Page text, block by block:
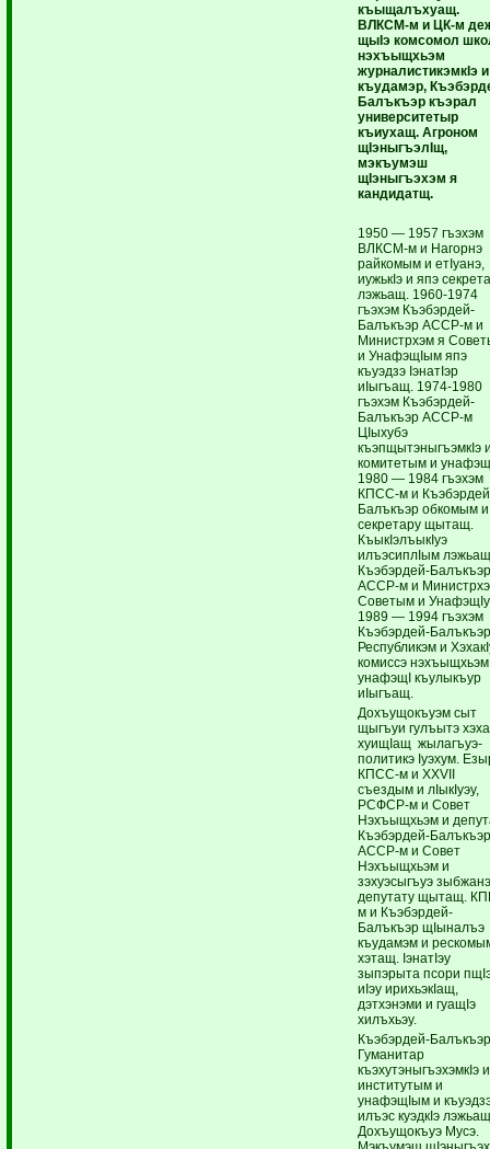
къыщалъхуащ.
ВЛКСМ-м и ЦК-м
щыIэ комсомол
нэхъыщхьэм
журналистикэмкIэ и
къудамэр,
Балъкъэр къэрал
университетыр
къиухащ. Агроном
щIэныгъэлIщ,
мэкъумэш
щIэныгъэхэм я
кандидатщ.
1950 — 1957 гъэхэм
ВЛКСМ-м и Нагорнэ
райкомым и етIуанэ,
иужькIэ и япэ
лэжьащ. 1960-1974
гъэхэм Къэбэрдей-
Балъкъэр АССР-м и
Министрхэм я
и УнафэщIым япэ
къуэдзэ IэнатIэр
иIыгъащ. 1974-1980
гъэхэм Къэбэрдей-
Балъкъэр АССР-м
ЦIыхубэ
къэпщытэныгъэмкIэ
комитетым и
1980 — 1984 гъэхэм
КПСС-м и
Балъкъэр обкомым и
секретару щытащ.
КъыкIэлъыкIуэ
илъэсиплIым
Къэбэрдей-
АССР-м и
Советым и
1989 — 1994 гъэхэм
Къэбэрдей-
Республикэм и
комиссэ
унафэщI къулыкъур
иIыгъащ.
Дохъущокъуэм сыт
щыгъуи гулъытэ хэха
хуищIащ жылагъуэ-
политикэ Iуэхум.
КПСС-м и XXVII
съездым и лIыкIуэу,
РСФСР-м и Совет
Нэхъыщхьэм и
Къэбэрдей-
АССР-м и Совет
Нэхъыщхьэм и
зэхуэсыгъуэ
депутату щытащ.
м и Къэбэрдей-
Балъкъэр щIыналъэ
къудамэм и
хэтащ. IэнатIэу
зыпэрыта псори
иIэу ирихьэкIащ,
дэтхэнэми и гуащIэ
хилъхьэу.
Къэбэрдей-
Гуманитар
къэхутэныгъэхэмкIэ и
институтым и
унафэщIым и
илъэс куэдкIэ
Дохъущокъуэ Мусэ.